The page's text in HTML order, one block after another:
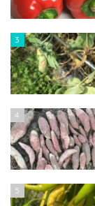
3
4
5